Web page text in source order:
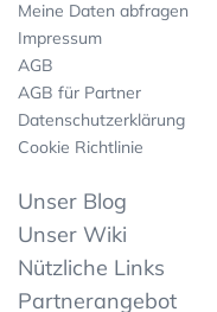
Meine Daten abfragen
Impressum
AGB
AGB für Partner
Datenschutzerklärung
Cookie Richtlinie
Unser Blog
Unser Wiki
Nützliche Links
Partnerangebot